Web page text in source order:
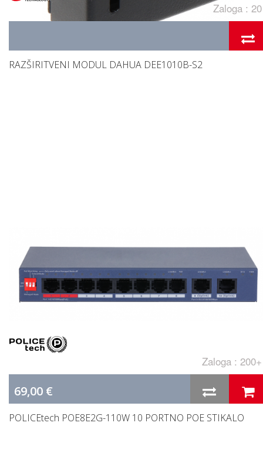
Zaloga : 20
RAZŠIRITVENI MODUL DAHUA DEE1010B-S2
Zaloga : 200+
69,00 €
POLICEtech POE8E2G-110W 10 PORTNO POE STIKALO